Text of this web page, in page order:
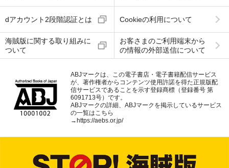
dアカウント2段階認証とは Cookieの利用について
海賊版に関する取り組みに
ついて
お客さまのご利用端末から
の情報の外部送信について
ABJマークは、この電子書店・電子書籍配信サービス
が、著作権者からコンテンツ使用許諾を得た正規版配
信サービスであることを示す登録商標（登録番号 第
6091713号）です。
ABJマークの詳細、ABJマークを掲示しているサービス
の一覧はこちら
→ https://aebs.or.jp/